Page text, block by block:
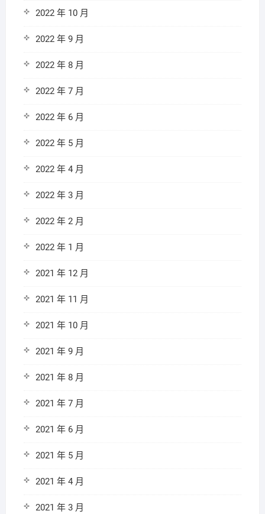
2022 年 10 月
2022 年 9 月
2022 年 8 月
2022 年 7 月
2022 年 6 月
2022 年 5 月
2022 年 4 月
2022 年 3 月
2022 年 2 月
2022 年 1 月
2021 年 12 月
2021 年 11 月
2021 年 10 月
2021 年 9 月
2021 年 8 月
2021 年 7 月
2021 年 6 月
2021 年 5 月
2021 年 4 月
2021 年 3 月